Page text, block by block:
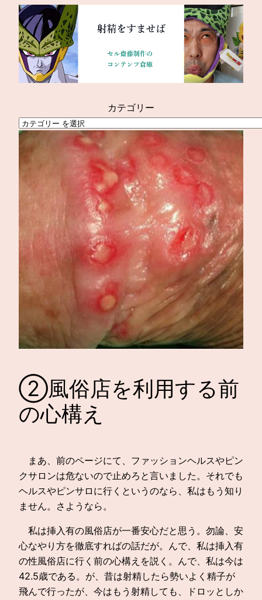
カテゴリー
②風俗店を利用する前
の心構え
まあ、前のページにて、ファッションヘルスやピン
クサロンは危ないので止めろと言いました。それでも
ヘルスやピンサロに行くというのなら、私はもう知り
ません。さようなら。
私は挿入有の風俗店が一番安心だと思う。勿論、安
心なやり方を徹底すればの話だが。んで、私は挿入有
の性風俗店に行く前の心構えを説く。んで、私は今は
42.5歳である。が、昔は射精したら勢いよく精子が
飛んで行ったが、今はもう射精しても、ドロッとしか